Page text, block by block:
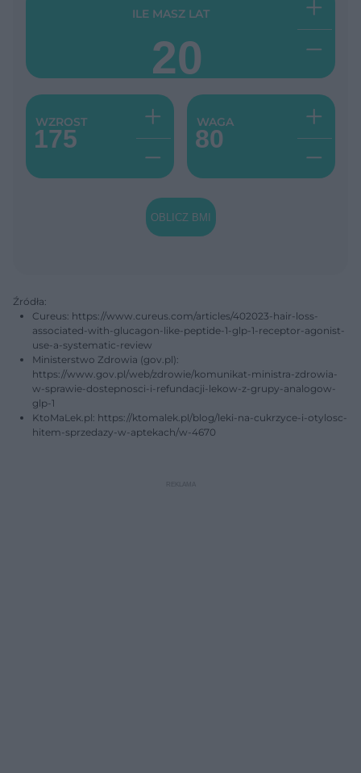
ILE MASZ LAT +
-
WZROST +
-
WAGA +
-
OBLICZ BMI
Źródła:
Cureus: https://www.cureus.com/articles/402023-hair-loss-
associated-with-glucagon-like-peptide-1-glp-1-receptor-agonist-
use-a-systematic-review
Ministerstwo Zdrowia (gov.pl):
https://www.gov.pl/web/zdrowie/komunikat-ministra-zdrowia-
w-sprawie-dostepnosci-i-refundacji-lekow-z-grupy-analogow-
glp-1
KtoMaLek.pl: https://ktomalek.pl/blog/leki-na-cukrzyce-i-otylosc-
hitem-sprzedazy-w-aptekach/w-4670